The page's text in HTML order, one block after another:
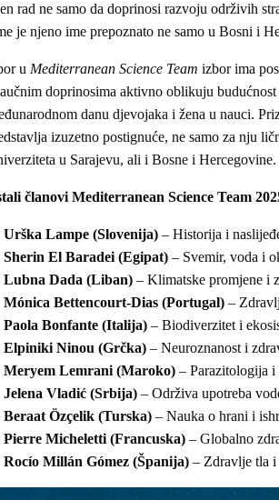
rad ne samo da doprinosi razvoju održivih
je njeno ime prepoznato ne samo u Bosni i
u Mediterranean Science Team izbor ima
doprinosima aktivno oblikuju
danu djevojaka i žena u nauci.
izuzetno postignuće, ne samo za nju
u Sarajevu, ali i Bosne i Hercegovine.
članovi Mediterranean Science Team
Urška Lampe (Slovenija) – Historija i
Sherin El Baradei (Egipat) – Svemir, voda i
Lubna Dada (Liban) – Klimatske promjene i
Mónica Bettencourt-Dias (Portugal) –
Paola Bonfante (Italija) – Biodiverzitet i
Elpiniki Ninou (Grčka) – Neuroznanost i
Meryem Lemrani (Maroko) – Parazitologija
Jelena Vladić (Srbija) – Održiva upotreba
Beraat Özçelik (Turska) – Nauka o hrani i
Pierre Micheletti (Francuska) – Globalno
Rocío Millán Gómez (Španija) – Zdravlje tla i